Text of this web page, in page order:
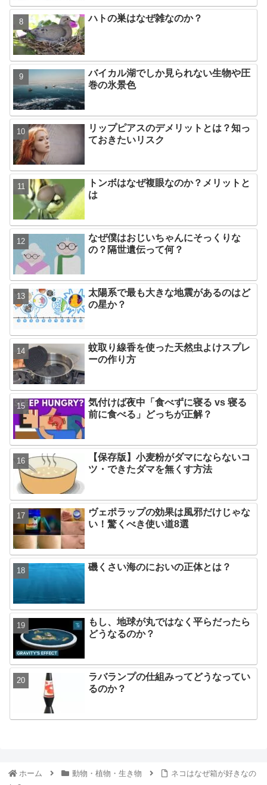
ハトの巣はなぜ雑なのか？
バイカル湖でしか見られない生物や圧
巻の氷景色
リップピアスのデメリットとは？知っ
ておきたいリスク
トンボはなぜ複眼なのか？メリットと
は
なぜ僕はおじいちゃんにそっくりな
の？隔世遺伝って何？
太陽系で最も大きな地震があるのはど
の星か？
蚊取り線香を使った天然虫よけスプレ
ーの作り方
気付けば夜中「食べずに寝る vs 寝る
前に食べる」どっちが正解？
【保存版】小麦粉がダマにならないコ
ツ・できたダマを無くす方法
ヴェポラップの効果は風邪だけじゃな
い！驚くべき使い道8選
磯くさい海のにおいの正体とは？
もし、地球が丸ではなく平らだったら
どうなるのか？
ラバランプの仕組みってどうなってい
るのか？
ホーム 動物・植物・生き物
ネコはなぜ箱が好きなの